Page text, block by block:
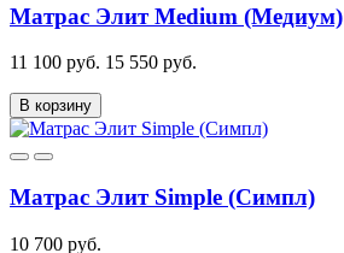
Матрас Элит Medium (Медиум)
11 100 руб. 15 550 руб.
В корзину
Матрас Элит Simple (Симпл)
10 700 руб.